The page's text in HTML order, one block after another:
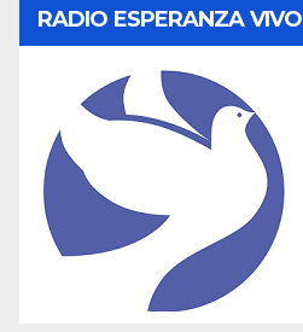
RADIO ESPERANZA VIVO